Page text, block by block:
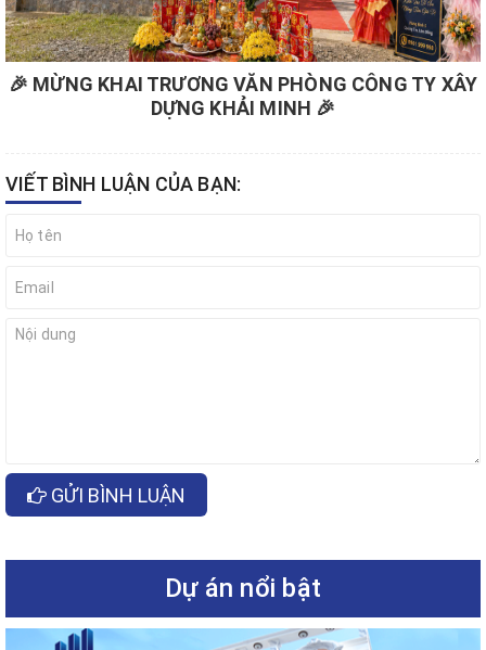
🎉 MỪNG KHAI TRƯƠNG VĂN PHÒNG CÔNG TY XÂY
DỰNG KHẢI MINH 🎉
VIẾT BÌNH LUẬN CỦA BẠN:
GỬI BÌNH LUẬN
Dự án nổi bật